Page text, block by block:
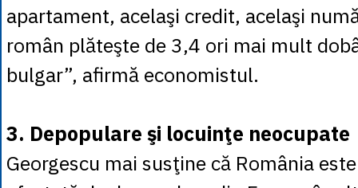
apartament, acelaşi credit, acelaşi
român plăteşte de 3,4 ori mai mult
bulgar”, afirmă economistul.
3. Depopulare şi locuinţe neocupate
Georgescu mai susţine că România